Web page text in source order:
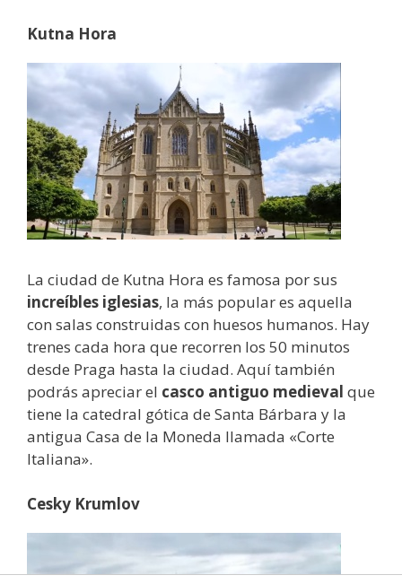
Kutna Hora
La ciudad de Kutna Hora es famosa por sus
increíbles iglesias, la más popular es aquella
con salas construidas con huesos humanos. Hay
trenes cada hora que recorren los 50 minutos
desde Praga hasta la ciudad. Aquí también
podrás apreciar el casco antiguo medieval que
tiene la catedral gótica de Santa Bárbara y la
antigua Casa de la Moneda llamada «Corte
Italiana».
Cesky Krumlov